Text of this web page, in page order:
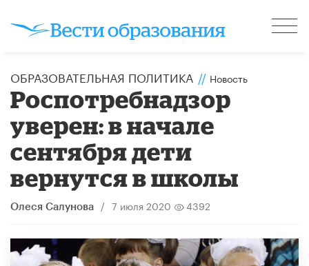
ОБРАЗОВАТЕЛЬНАЯ ПОЛИТИКА // Новость
​Роспотребнадзор
уверен: в начале
сентября дети
вернутся в школы
Олеся Салунова / 7 июля 2020 4392